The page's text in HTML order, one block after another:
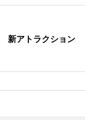
新アトラクション